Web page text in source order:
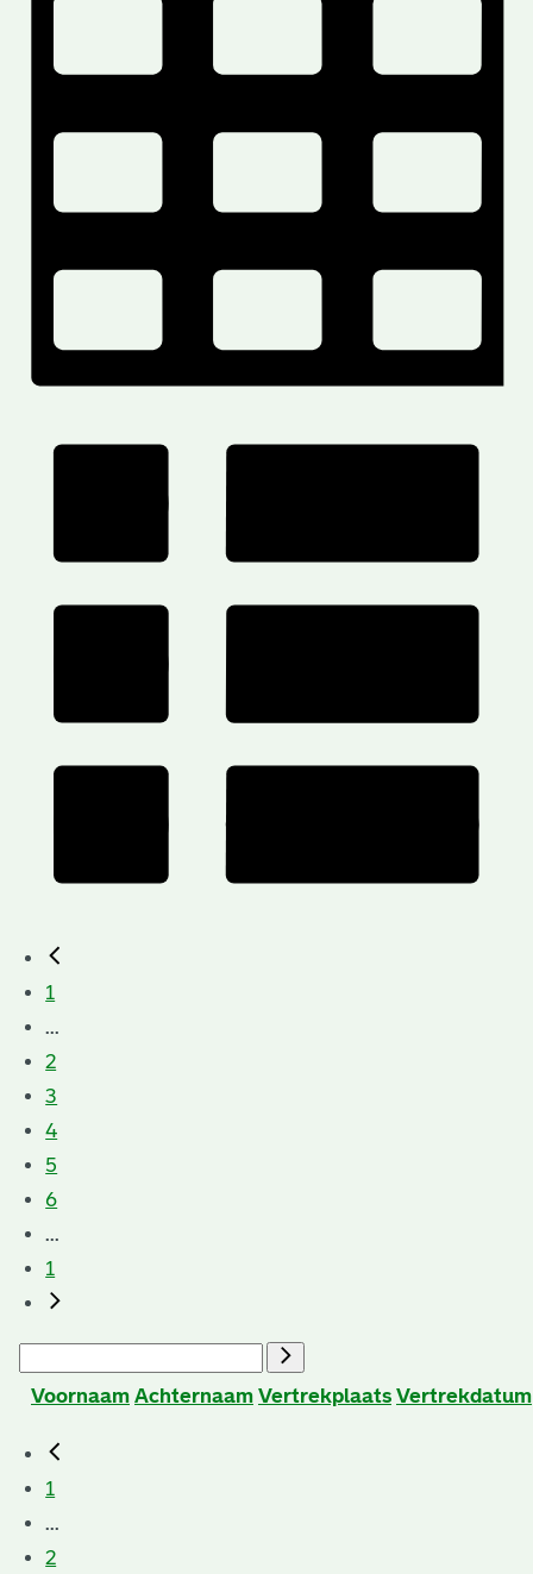
1
...
2
3
4
5
6
...
1
Voornaam Achternaam Vertrekplaats Vertrekdatum
1
...
2